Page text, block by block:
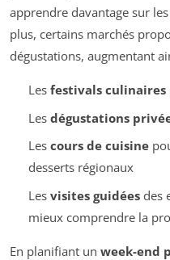
apprendre davantage sur
plus, certains marchés
dégustations, augmentant
Les festivals culinaires
Les dégustations
Les cours de cuisine
desserts régionaux
Les visites guidéesdes
mieux comprendre la
En planifiant un week-end